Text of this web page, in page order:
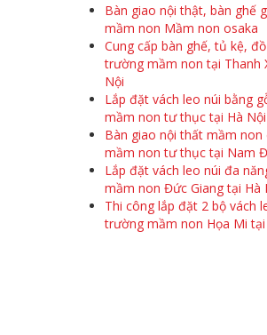
Bàn giao nội thật, bàn ghế
mầm non Mầm non osaka
Cung cấp bàn ghế, tủ kệ,
trường mầm non tại Thanh
Nội
Lắp đặt vách leo núi bằng
mầm non tư thục tại Hà Nội
Bàn giao nội thất mầm
mầm non tư thục tại Nam
Lắp đặt vách leo núi đa
mầm non Đức Giang tại Hà
Thi công lắp đặt 2 bộ vách
trường mầm non Họa Mi tại